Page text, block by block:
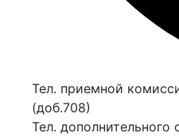
Тел. приемной
(доб.708)
Тел. дополнительного